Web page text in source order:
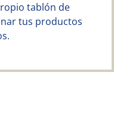
tablón de
tus productos